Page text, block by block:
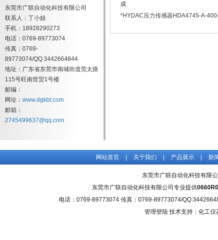
东莞市广联自动化科技有限公司
联系人：丁小姐
手机：18928290273
电话：0769-89773074
传真：0769-
89773074/QQ:3442664844
地址：广东省东莞市南城街道莞太路
115号旺南世贸1号楼
邮编：
网址： www.dgkbt.com
邮箱：
2745499637@qq.com
成
*HYDAC压力传感器HDA4745-A-
网站首页 关于我们 产品展示 新
东莞市广联自动化科技有限
东莞市广联自动化科技有限公司专业提供
电话：0769-89773074 传真：0769-89773074/
管理登陆 技术支持：化工